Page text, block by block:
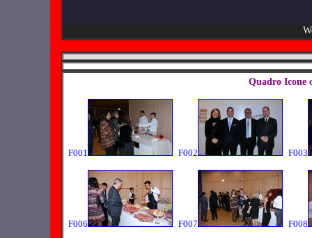
Quadro Icone
F001 F002 F003
F006 F007 F008